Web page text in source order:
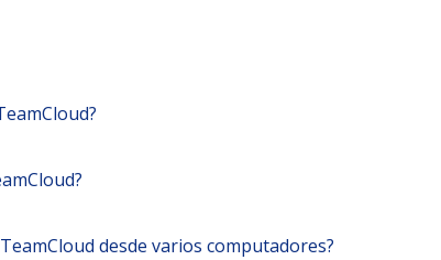
desde varios computadores?